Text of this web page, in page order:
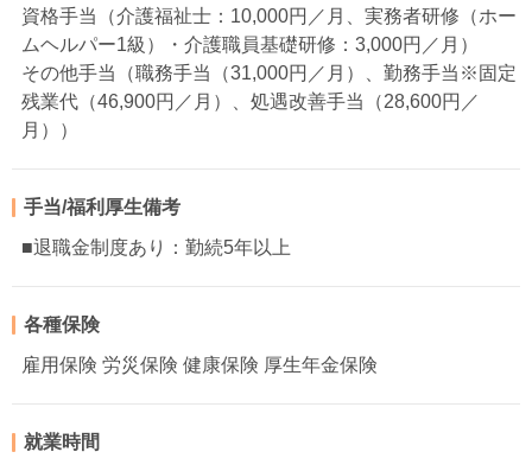
資格手当（介護福祉士：10,000円／月、実務者研修（ホー
ムヘルパー1級）・介護職員基礎研修：3,000円／月）
その他手当（職務手当（31,000円／月）、勤務手当※固定
残業代（46,900円／月）、処遇改善手当（28,600円／
月））
手当/福利厚生備考
■退職金制度あり：勤続5年以上
各種保険
雇用保険 労災保険 健康保険 厚生年金保険
就業時間